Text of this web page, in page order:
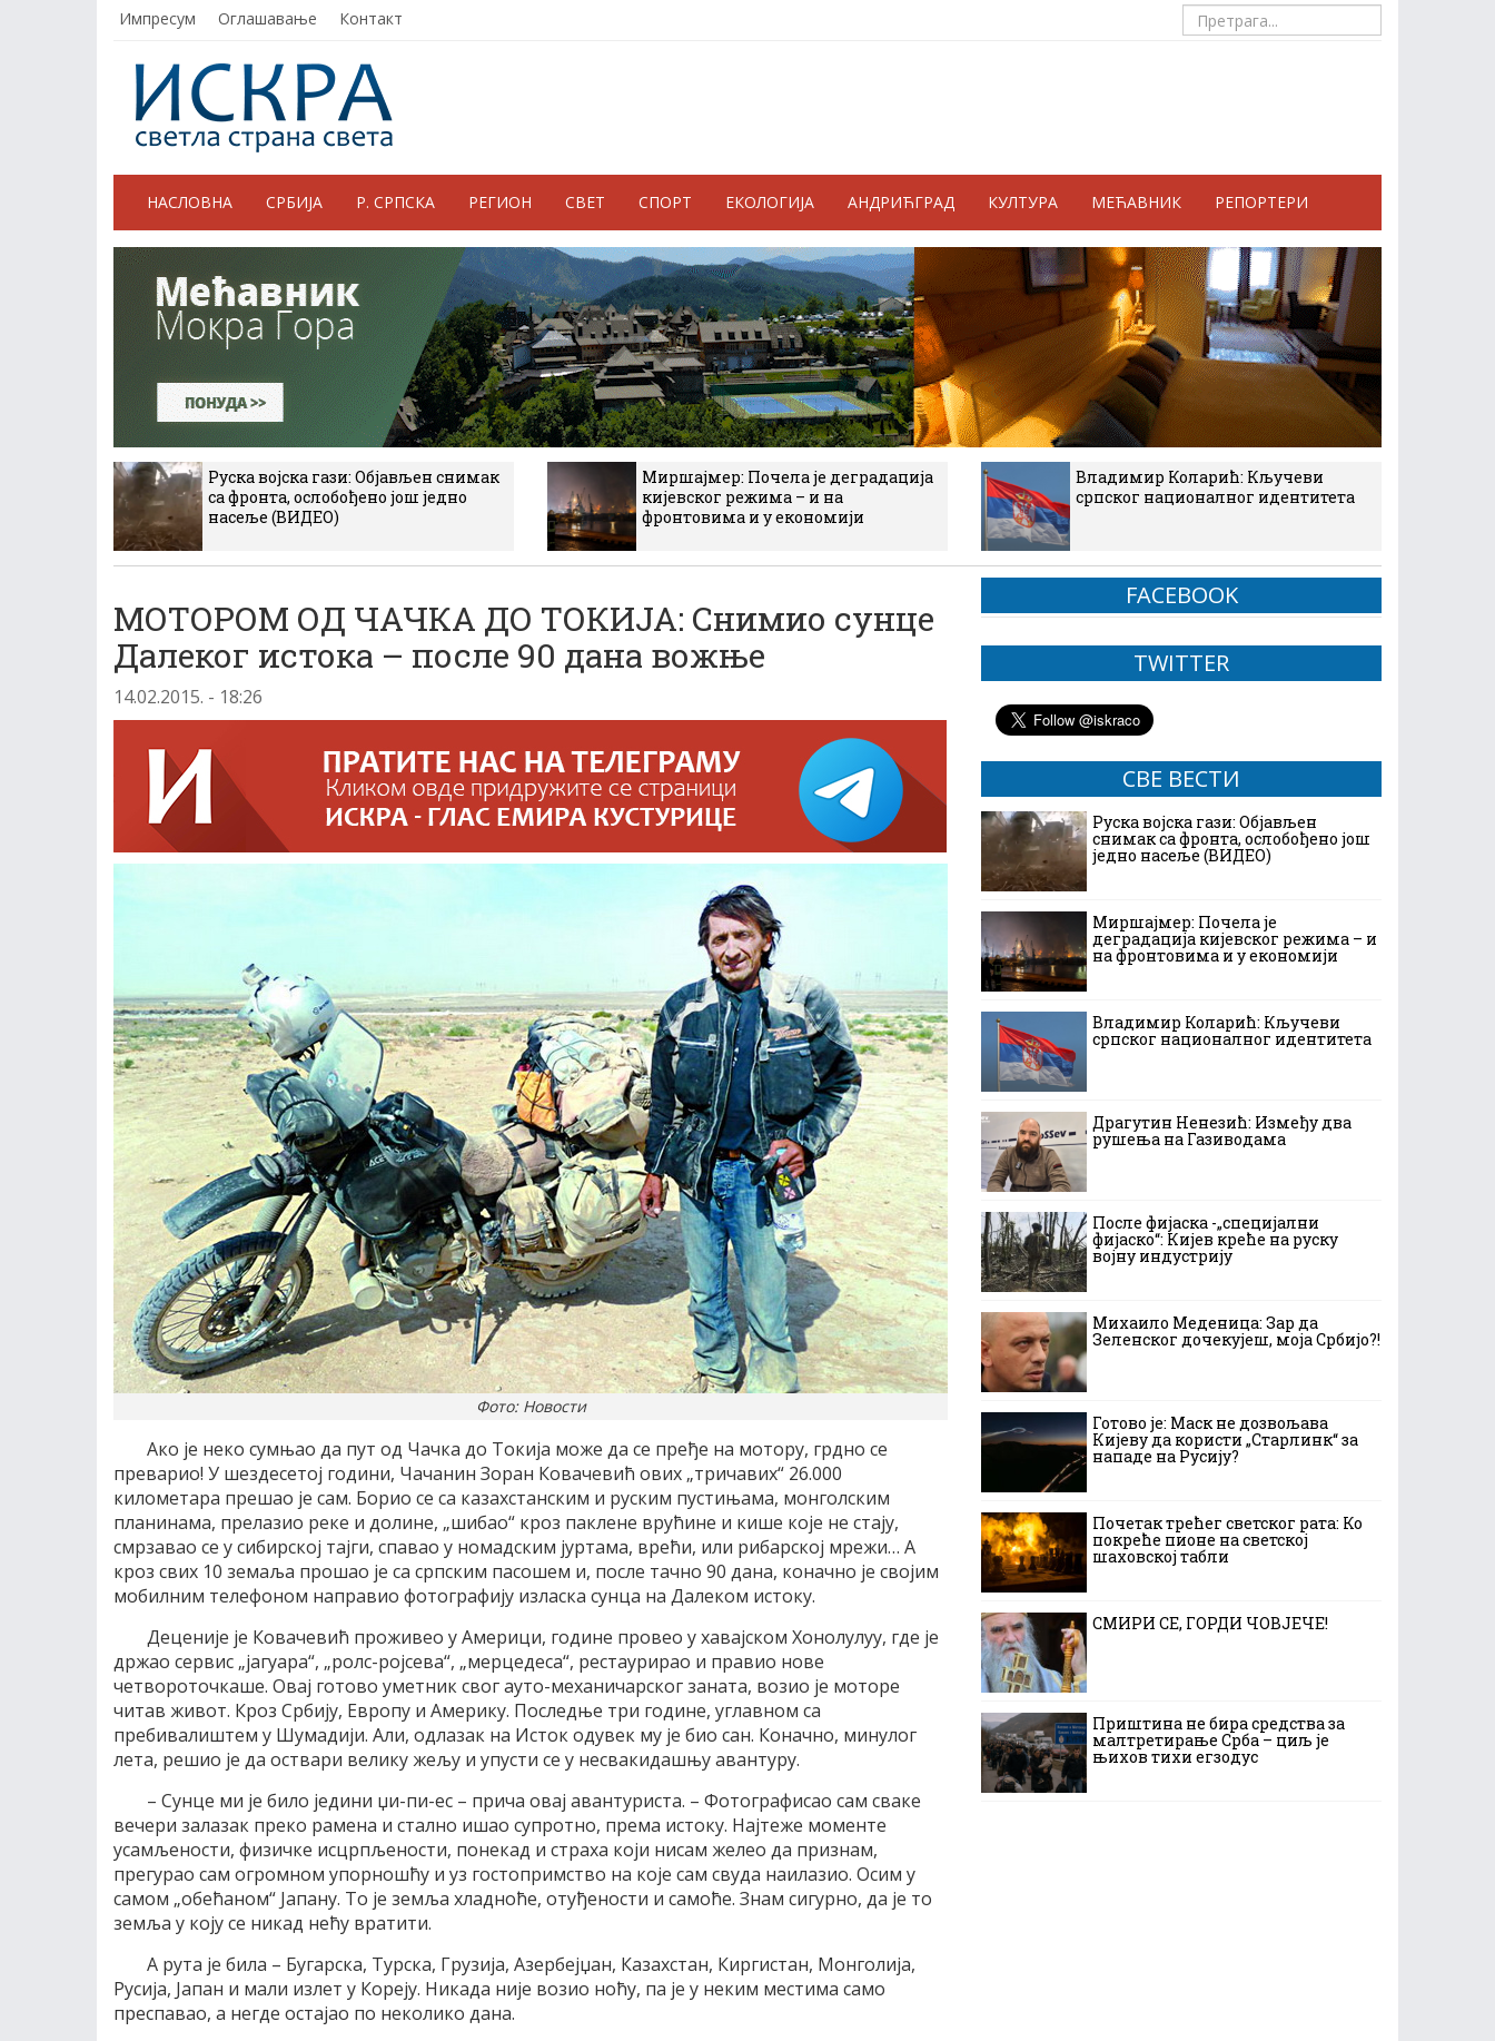
Импресум Оглашавање Контакт
НАСЛОВНА СРБИЈА Р. СРПСКА РЕГИОН СВЕТ СПОРТ ЕКОЛОГИЈА АНДРИЋГРАД КУЛТУРА МЕЋАВНИК РЕПОРТЕРИ
Руска војска гази: Објављен снимак
са фронта, ослобођено још једно
насеље (ВИДЕО)
Миршајмер: Почела је деградација
кијевског режима – и на
фронтовима и у економији
Владимир Коларић: Кључеви
српског националног идентитета
МОТОРОМ ОД ЧАЧКА ДО ТОКИЈА: Снимио сунце
Далеког истока – после 90 дана вожње
14.02.2015. - 18:26
Фото: Новости
Ако је неко сумњао да пут од Чачка до Токија може да се пређе на мотору, грдно се
преварио! У шездесетој години, Чачанин Зоран Ковачевић ових „тричавих“ 26.000
километара прешао је сам. Борио се са казахстанским и руским пустињама, монголским
планинама, прелазио реке и долине, „шибао“ кроз паклене врућине и кише које не стају,
смрзавао се у сибирској тајги, спавао у номадским јуртама, врећи, или рибарској мрежи… А
кроз свих 10 земаља прошао је са српским пасошем и, после тачно 90 дана, коначно је својим
мобилним телефоном направио фотографију изласка сунца на Далеком истоку.
Деценије је Ковачевић проживео у Америци, године провео у хавајском Хонолулуу, где је
држао сервис „јагуара“, „ролс-ројсева“, „мерцедеса“, рестаурирао и правио нове
четвороточкаше. Овај готово уметник свог ауто-механичарског заната, возио је моторе
читав живот. Кроз Србију, Европу и Америку. Последње три године, углавном са
пребивалиштем у Шумадији. Али, одлазак на Исток одувек му је био сан. Коначно, минулог
лета, решио је да оствари велику жељу и упусти се у несвакидашњу авантуру.
– Сунце ми је било једини џи-пи-ес – прича овај авантуриста. – Фотографисао сам сваке
вечери залазак преко рамена и стално ишао супротно, према истоку. Најтеже моменте
усамљености, физичке исцрпљености, понекад и страха који нисам желео да признам,
прегурао сам огромном упорношћу и уз гостопримство на које сам свуда наилазио. Осим у
самом „обећаном“ Јапану. То је земља хладноће, отуђености и самоће. Знам сигурно, да је то
земља у коју се никад нећу вратити.
А рута је била – Бугарска, Турска, Грузија, Азербејџан, Казахстан, Киргистан, Монголија,
Русија, Јапан и мали излет у Кореју. Никада није возио ноћу, па је у неким местима само
преспавао, а негде остајао по неколико дана.
FACEBOOK
TWITTER
СВЕ ВЕСТИ
Руска војска гази: Објављен
снимак са фронта, ослобођено још
једно насеље (ВИДЕО)
Миршајмер: Почела је
деградација кијевског режима – и
на фронтовима и у економији
Владимир Коларић: Кључеви
српског националног идентитета
Драгутин Ненезић: Између два
рушења на Газиводама
После фијаска -„специјални
фијаско“: Кијев креће на руску
војну индустрију
Михаило Меденица: Зар да
Зеленског дочекујеш, моја Србијо?!
Готово је: Маск не дозвољава
Кијеву да користи „Старлинк“ за
нападе на Русију?
Почетак трећег светског рата: Ко
покреће пионе на светској
шаховској табли
СМИРИ СЕ, ГОРДИ ЧОВЈЕЧЕ!
Приштина не бира средства за
малтретирање Срба – циљ је
њихов тихи егзодус